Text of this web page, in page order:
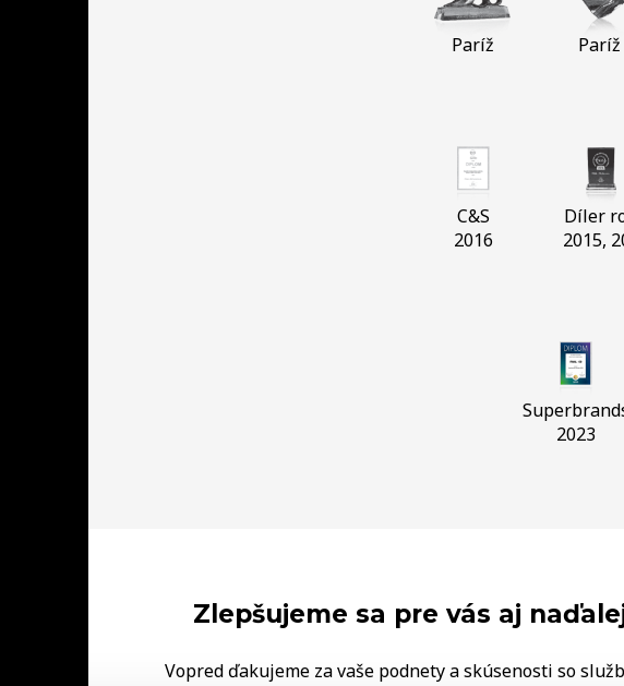
Paríž Paríž
C&S
2016
Díler
2015,
2023
Zlepšujeme sa pre vás aj
Vopred ďakujeme za vaše podnety a skúsenosti so